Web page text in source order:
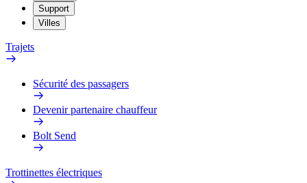
Support
Villes
Trajets
Sécurité des passagers
Devenir partenaire chauffeur
Bolt Send
Trottinettes électriques